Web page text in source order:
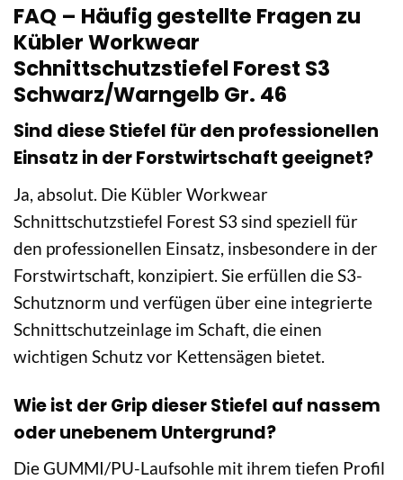
FAQ – Häufig gestellte Fragen zu
Kübler Workwear
Schnittschutzstiefel Forest S3
Schwarz/Warngelb Gr. 46
Sind diese Stiefel für den professionellen
Einsatz in der Forstwirtschaft geeignet?
Ja, absolut. Die Kübler Workwear
Schnittschutzstiefel Forest S3 sind speziell für
den professionellen Einsatz, insbesondere in der
Forstwirtschaft, konzipiert. Sie erfüllen die S3-
Schutznorm und verfügen über eine integrierte
Schnittschutzeinlage im Schaft, die einen
wichtigen Schutz vor Kettensägen bietet.
Wie ist der Grip dieser Stiefel auf nassem
oder unebenem Untergrund?
Die GUMMI/PU-Laufsohle mit ihrem tiefen Profil